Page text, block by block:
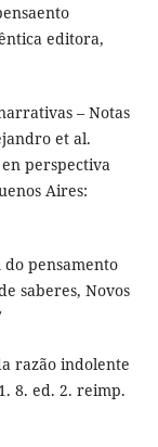
editora,
– Notas
et al.
perspectiva
Aires:
do pensamento
saberes, Novos
razão indolente
8. ed. 2. reimp.